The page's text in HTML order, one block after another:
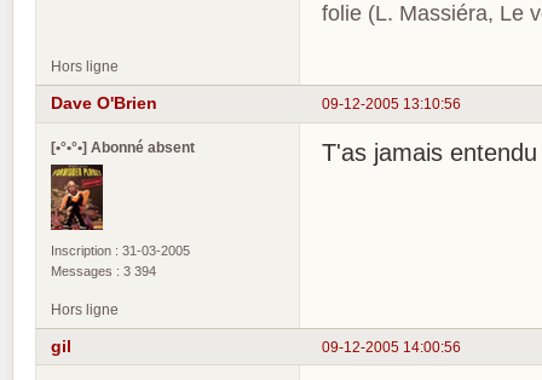
folie (L. Massiéra, Le
Hors ligne
09-12-2005 13:10:56
Dave O'Brien
[•°•°•] Abonné absent
Inscription : 31-03-2005
Messages : 3 394
T'as jamais
Hors ligne
09-12-2005 14:00:56
gil